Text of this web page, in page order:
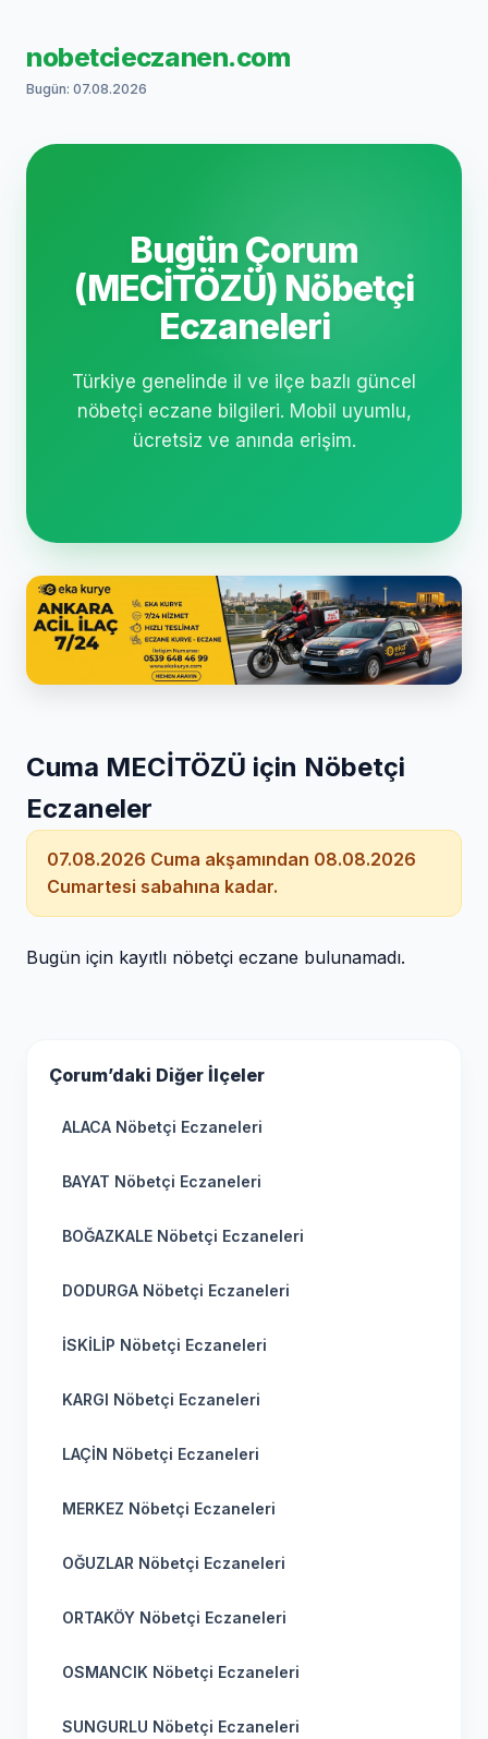
nobetcieczanen.com
Bugün: 07.08.2026
Bugün Çorum
(MECİTÖZÜ) Nöbetçi
Eczaneleri
Türkiye genelinde il ve ilçe bazlı güncel
nöbetçi eczane bilgileri. Mobil uyumlu,
ücretsiz ve anında erişim.
Cuma MECİTÖZÜ için Nöbetçi
Eczaneler
07.08.2026 Cuma akşamından 08.08.2026
Cumartesi sabahına kadar.
Bugün için kayıtlı nöbetçi eczane bulunamadı.
Çorum’daki Diğer İlçeler
ALACA Nöbetçi Eczaneleri
BAYAT Nöbetçi Eczaneleri
BOĞAZKALE Nöbetçi Eczaneleri
DODURGA Nöbetçi Eczaneleri
İSKİLİP Nöbetçi Eczaneleri
KARGI Nöbetçi Eczaneleri
LAÇİN Nöbetçi Eczaneleri
MERKEZ Nöbetçi Eczaneleri
OĞUZLAR Nöbetçi Eczaneleri
ORTAKÖY Nöbetçi Eczaneleri
OSMANCIK Nöbetçi Eczaneleri
SUNGURLU Nöbetçi Eczaneleri